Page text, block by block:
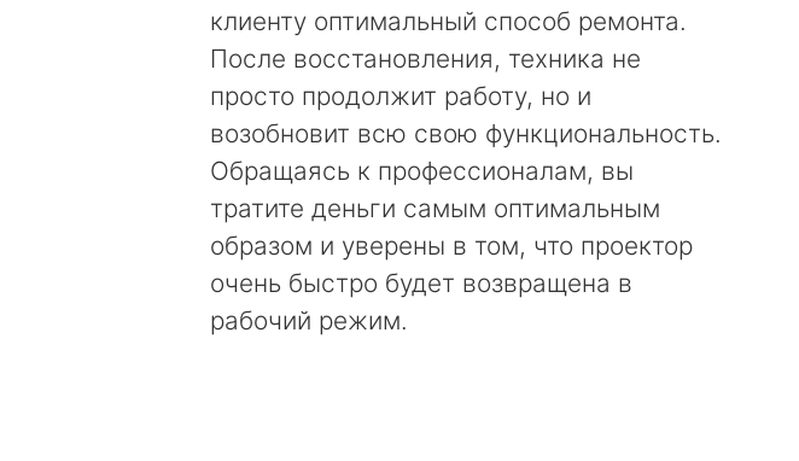
клиенту оптимальный способ ремонта.
После восстановления, техника не
просто продолжит работу, но и
возобновит всю свою функциональность.
Обращаясь к профессионалам, вы
тратите деньги самым оптимальным
образом и уверены в том, что проектор
очень быстро будет возвращена в
рабочий режим.